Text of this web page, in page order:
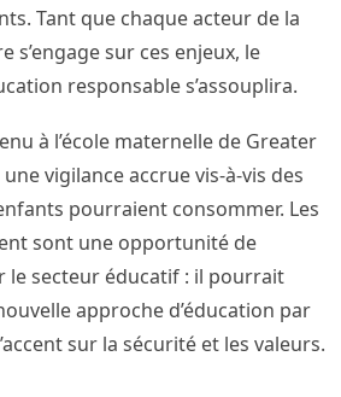
Tant que chaque acteur de la
s’engage sur ces enjeux, le
responsable s’assouplira.
à l’école maternelle de Greater
vigilance accrue vis-à-vis des
pourraient consommer. Les
sont une opportunité de
secteur éducatif : il pourrait
approche d’éducation par
sur la sécurité et les valeurs.